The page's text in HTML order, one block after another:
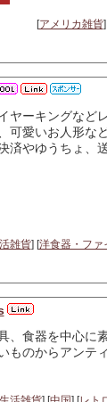
[アメリカ雑貨
ヤーキングなど
可愛いお人形な
済やゆうちょ、
雑貨] [洋食器・ファ
、食器を中心に
ものからアンテ